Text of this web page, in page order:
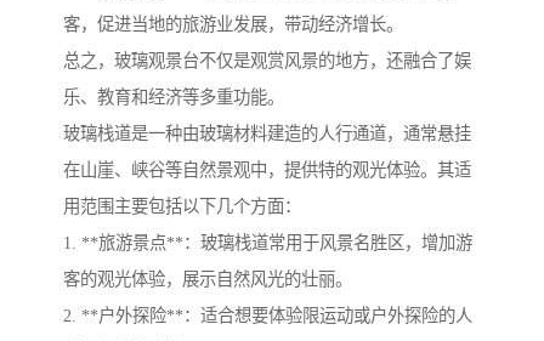
客，促进当地的旅游业发展，带动经济增长。
总之，玻璃观景台不仅是观赏风景的地方，还融合了娱
乐、教育和经济等多重功能。
玻璃栈道是一种由玻璃材料建造的人行通道，通常悬挂
在山崖、峡谷等自然景观中，提供特的观光体验。其适
用范围主要包括以下几个方面：
1. **旅游景点**：玻璃栈道常用于风景名胜区，增加游
客的观光体验，展示自然风光的壮丽。
2. **户外探险**：适合想要体验限运动或户外探险的人